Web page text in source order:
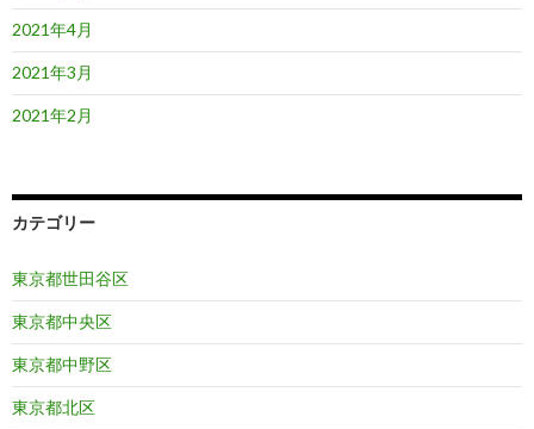
2021年4月
2021年3月
2021年2月
カテゴリー
東京都世田谷区
東京都中央区
東京都中野区
東京都北区